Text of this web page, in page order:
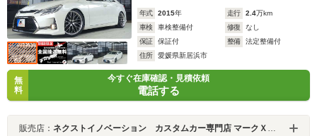
年式 2015年 走行 2.4万km
車検
車検整備付 修復
なし
保証
保証付 整備
法定整備付
住所
愛媛県新居浜市
無
料
今すぐ在庫確認・見積依頼
電話する
販売店： ネクストイノベーション カスタムカー専門店 マークＸ・クラウン・プリウス専門店